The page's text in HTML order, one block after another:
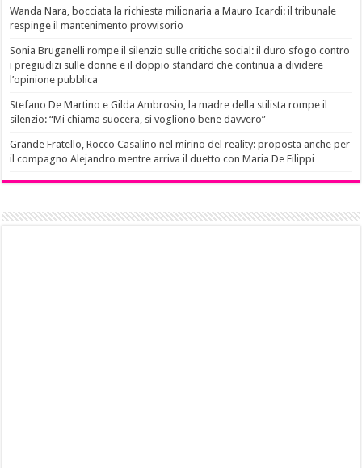
Wanda Nara, bocciata la richiesta milionaria a Mauro Icardi: il tribunale
respinge il mantenimento provvisorio
Sonia Bruganelli rompe il silenzio sulle critiche social: il duro sfogo contro
i pregiudizi sulle donne e il doppio standard che continua a dividere
l’opinione pubblica
Stefano De Martino e Gilda Ambrosio, la madre della stilista rompe il
silenzio: “Mi chiama suocera, si vogliono bene davvero”
Grande Fratello, Rocco Casalino nel mirino del reality: proposta anche per
il compagno Alejandro mentre arriva il duetto con Maria De Filippi